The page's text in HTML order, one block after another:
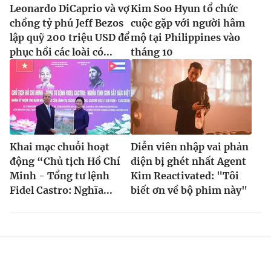
Leonardo DiCaprio và vợ
chồng tỷ phú Jeff Bezos
lập quỹ 200 triệu USD để
phục hồi các loài có...
Kim Soo Hyun tổ chức
cuộc gặp với người hâm
mộ tại Philippines vào
tháng 10
Khai mạc chuỗi hoạt
động “Chủ tịch Hồ Chí
Minh - Tổng tư lệnh
Fidel Castro: Nghĩa...
Diễn viên nhập vai phản
diện bị ghét nhất Agent
Kim Reactivated: "Tôi
biết ơn về bộ phim này"